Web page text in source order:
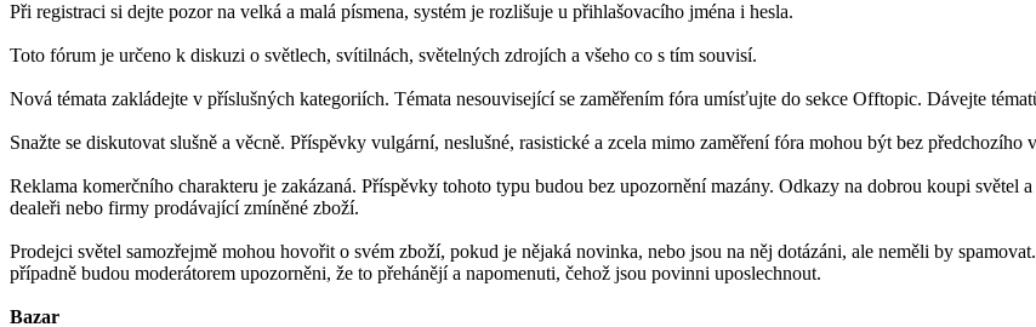
Při registraci si dejte pozor na velká a malá písmena, systém je rozlišuje u přihlašovacího jména i hesla.
Toto fórum je určeno k diskuzi o světlech, svítilnách, světelných zdrojích a všeho co s tím souvisí.
Nová témata zakládejte v příslušných kategoriích. Témata nesouvisející se zaměřením fóra umísťujte do sekce Offtopic. Dávejte
Snažte se diskutovat slušně a věcně. Příspěvky vulgární, neslušné, rasistické a zcela mimo zaměření fóra mohou být bez předchozího
Reklama komerčního charakteru je zakázaná. Příspěvky tohoto typu budou bez upozornění mazány. Odkazy na dobrou koupi světel
dealeři nebo firmy prodávající zmíněné zboží.
Prodejci světel samozřejmě mohou hovořit o svém zboží, pokud je nějaká novinka, nebo jsou na něj dotázáni, ale neměli by
případně budou moderátorem upozorněni, že to přehánějí a napomenuti, čehož jsou povinni uposlechnout.
Bazar